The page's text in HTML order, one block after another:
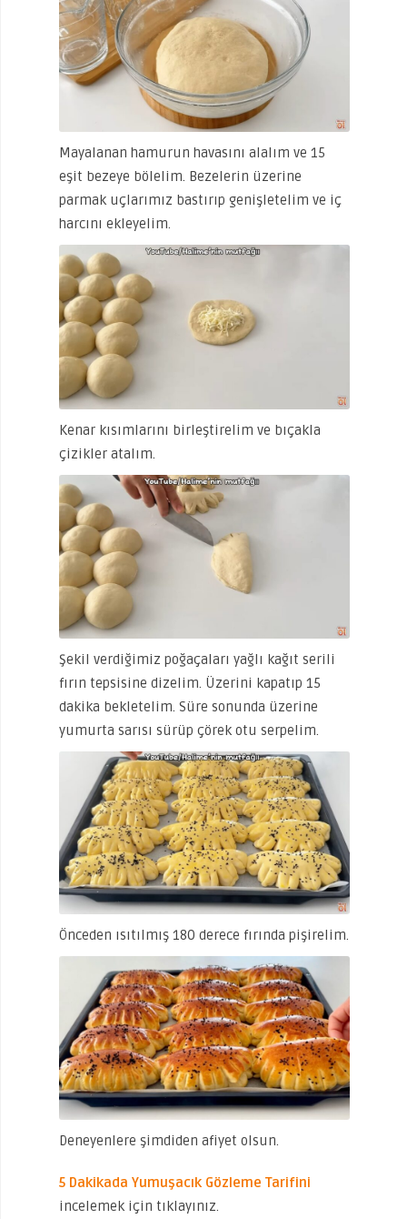
Mayalanan hamurun havasını alalım ve 15
eşit bezeye bölelim. Bezelerin üzerine
parmak uçlarımız bastırıp genişletelim ve iç
harcını ekleyelim.
Kenar kısımlarını birleştirelim ve bıçakla
çizikler atalım.
Şekil verdiğimiz poğaçaları yağlı kağıt serili
fırın tepsisine dizelim. Üzerini kapatıp 15
dakika bekletelim. Süre sonunda üzerine
yumurta sarısı sürüp çörek otu serpelim.
Önceden ısıtılmış 180 derece fırında pişirelim.
Deneyenlere şimdiden afiyet olsun.
5 Dakikada Yumuşacık Gözleme Tarifini
incelemek için tıklayınız.